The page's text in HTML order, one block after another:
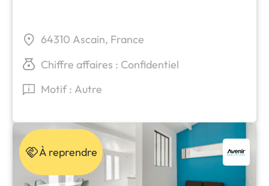
64310 Ascain, France
Chiffre affaires : Confidentiel
Motif : Autre
À reprendre